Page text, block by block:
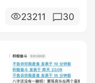
23211 30